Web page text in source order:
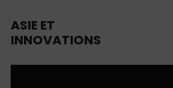
ASIE ET
INNOVATIONS